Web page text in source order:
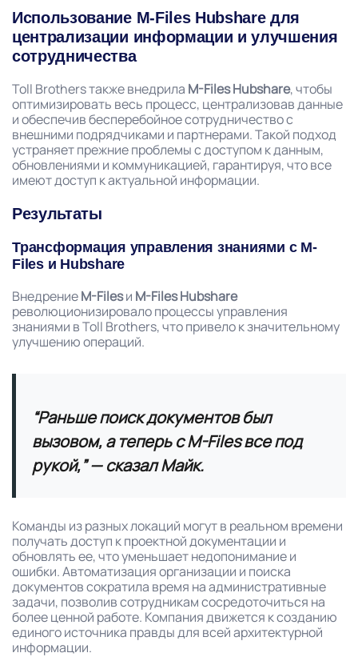
Использование M-Files Hubshare для
централизации информации и улучшения
сотрудничества
Toll Brothers также внедрила M-Files Hubshare, чтобы
оптимизировать весь процесс, централизовав данные
и обеспечив бесперебойное сотрудничество с
внешними подрядчиками и партнерами. Такой подход
устраняет прежние проблемы с доступом к данным,
обновлениями и коммуникацией, гарантируя, что все
имеют доступ к актуальной информации.
Результаты
Трансформация управления знаниями с M-
Files и Hubshare
ВнедрениеM-Filesи M-Files Hubshare
революционизировало процессы управления
знаниями в Toll Brothers, что привело к значительному
улучшению операций.
“Раньше поиск документов был
вызовом, а теперь с M-Files все под
рукой,”— сказал Майк.
Команды из разных локаций могут в реальном времени
получать доступ к проектной документации и
обновлять ее, что уменьшает недопонимание и
ошибки. Автоматизация организации и поиска
документов сократила время на административные
задачи, позволив сотрудникам сосредоточиться на
более ценной работе. Компания движется к созданию
единого источника правды для всей архитектурной
информации.